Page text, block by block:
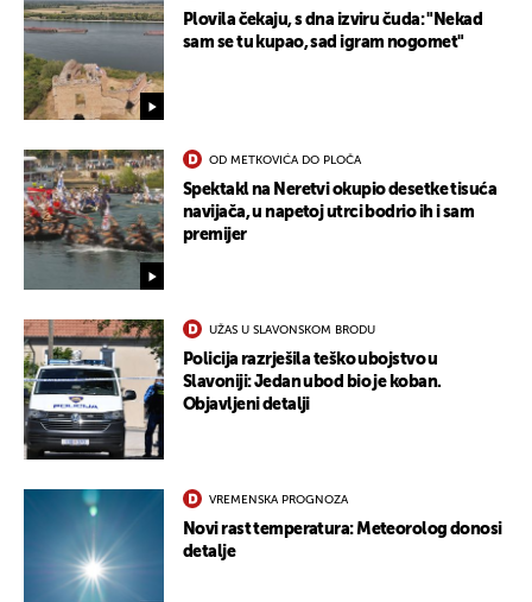
Plovila čekaju, s dna izviru čuda: "Nekad
sam se tu kupao, sad igram nogomet"
OD METKOVIĆA DO PLOČA
Spektakl na Neretvi okupio desetke tisuća
navijača, u napetoj utrci bodrio ih i sam
premijer
UŽAS U SLAVONSKOM BRODU
Policija razrješila teško ubojstvo u
Slavoniji: Jedan ubod bio je koban.
Objavljeni detalji
VREMENSKA PROGNOZA
Novi rast temperatura: Meteorolog donosi
detalje